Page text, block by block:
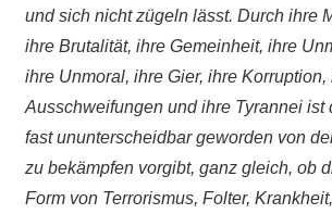
und sich nicht zügeln lässt. Durch ihre
ihre Brutalität, ihre Gemeinheit, ihre
ihre Unmoral, ihre Gier, ihre Korruption,
Ausschweifungen und ihre Tyrannei ist
fast ununterscheidbar geworden von
zu bekämpfen vorgibt, ganz gleich, ob
Form von Terrorismus, Folter,